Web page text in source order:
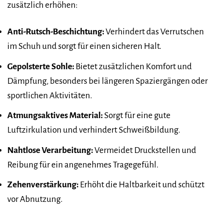
zusätzlich erhöhen:
Anti-Rutsch-Beschichtung:Verhindert das Verrutschen
im Schuh und sorgt für einen sicheren Halt.
Gepolsterte Sohle: Bietet zusätzlichen Komfort und
Dämpfung, besonders bei längeren Spaziergängen oder
sportlichen Aktivitäten.
Atmungsaktives Material:Sorgt für eine gute
Luftzirkulation und verhindert Schweißbildung.
Nahtlose Verarbeitung:Vermeidet Druckstellen und
Reibung für ein angenehmes Tragegefühl.
Zehenverstärkung: Erhöht die Haltbarkeit und schützt
vor Abnutzung.